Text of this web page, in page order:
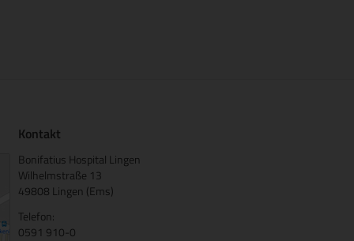
Kontakt
Bonifatius Hospital Lingen
Wilhelmstraße 13
49808 Lingen (Ems)
Telefon:
0591 910-0